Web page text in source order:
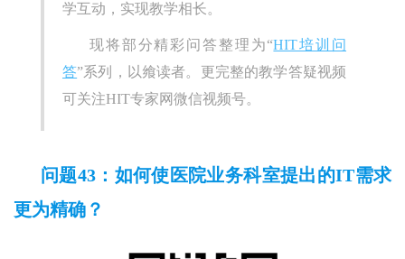
学互动，实现教学相长。
现将部分精彩问答整理为“HIT培训问
答”系列，以飨读者。更完整的教学答疑视频
可关注HIT专家网微信视频号。
问题43：如何使医院业务科室提出的IT需求
更为精确？